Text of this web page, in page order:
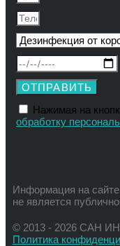
ОТПРАВИТЬ
Нажимая на
обработку
Информация на
не является
© 2013 - 2026 САН
Политика